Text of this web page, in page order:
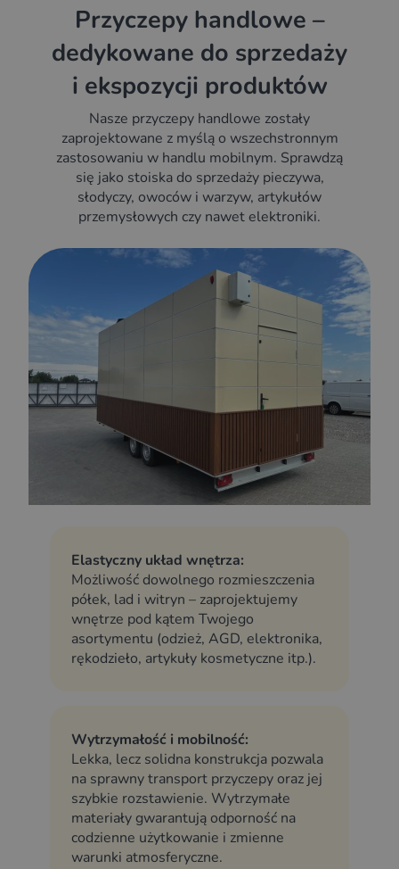
Przyczepy handlowe –
dedykowane do sprzedaży
i ekspozycji produktów
Nasze przyczepy handlowe zostały
zaprojektowane z myślą o wszechstronnym
zastosowaniu w handlu mobilnym. Sprawdzą
się jako stoiska do sprzedaży pieczywa,
słodyczy, owoców i warzyw, artykułów
przemysłowych czy nawet elektroniki.
Elastyczny układ wnętrza:
Możliwość dowolnego rozmieszczenia
półek, lad i witryn – zaprojektujemy
wnętrze pod kątem Twojego
asortymentu (odzież, AGD, elektronika,
rękodzieło, artykuły kosmetyczne itp.).
Wytrzymałość i mobilność:
Lekka, lecz solidna konstrukcja pozwala
na sprawny transport przyczepy oraz jej
szybkie rozstawienie. Wytrzymałe
materiały gwarantują odporność na
codzienne użytkowanie i zmienne
warunki atmosferyczne.